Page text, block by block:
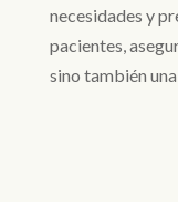
necesidades y
pacientes,
sino también